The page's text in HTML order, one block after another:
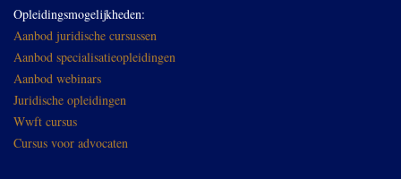
Opleidingsmogelijkheden:
Aanbod juridische cursussen
Aanbod specialisatieopleidingen
Aanbod webinars
Juridische opleidingen
Wwft cursus
Cursus voor advocaten